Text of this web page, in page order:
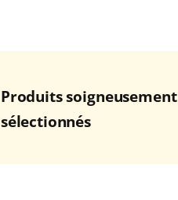
Produits soigneusement
sélectionnés